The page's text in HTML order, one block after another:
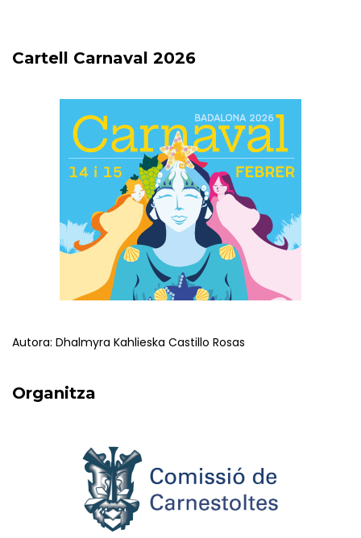
Cartell Carnaval 2026
Autora: Dhalmyra Kahlieska Castillo Rosas
Organitza